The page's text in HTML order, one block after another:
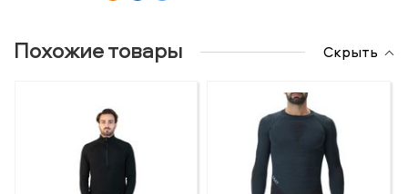
Похожие товары Скрыть